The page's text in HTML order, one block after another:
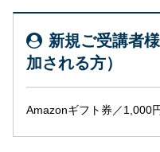
新規ご受講者
加される方）
Amazonギフト券／1,000